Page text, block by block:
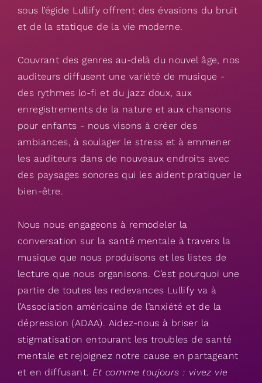
sous l’égide Lullify offrent des évasions du bruit
et de la statique de la vie moderne.
Couvrant des genres au-delà du nouvel âge, nos
auditeurs diffusent une variété de musique -
des rythmes lo-fi et du jazz doux, aux
enregistrements de la nature et aux chansons
pour enfants - nous visons à créer des
ambiances, à soulager le stress et à emmener
les auditeurs dans de nouveaux endroits avec
des paysages sonores qui les aident pratiquer le
bien-être.
Nous nous engageons à remodeler la
conversation sur la santé mentale à travers la
musique que nous produisons et les listes de
lecture que nous organisons. C’est pourquoi une
partie de toutes les redevances Lullify va à
l’Association américaine de l’anxiété et de la
dépression (ADAA). Aidez-nous à briser la
stigmatisation entourant les troubles de santé
mentale et rejoignez notre cause en partageant
et en diffusant. Et comme toujours : vivez vie